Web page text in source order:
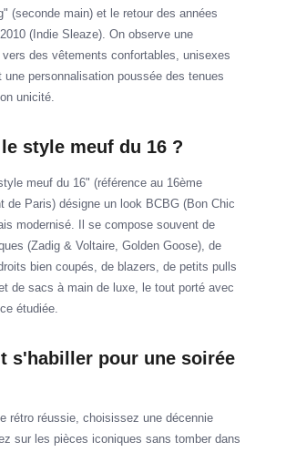
(seconde main) et le retour des années
(Indie Sleaze). On observe une
des vêtements confortables, unisexes
une personnalisation poussée des tenues
unicité.
style meuf du 16 ?
meuf du 16" (référence au 16ème
de Paris) désigne un look BCBG (Bon Chic
modernisé. Il se compose souvent de
(Zadig & Voltaire, Golden Goose), de
bien coupés, de blazers, de petits pulls
de sacs à main de luxe, le tout porté avec
étudiée.
s'habiller pour une soirée
rétro réussie, choisissez une décennie
sur les pièces iconiques sans tomber dans